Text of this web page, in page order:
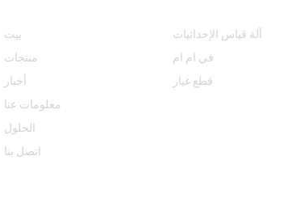
بيت
منتجات
أخبار
معلومات عنا
الحلول
اتصل بنا
آلة قياس الإحداثيات
في ام ام
قطع غيار